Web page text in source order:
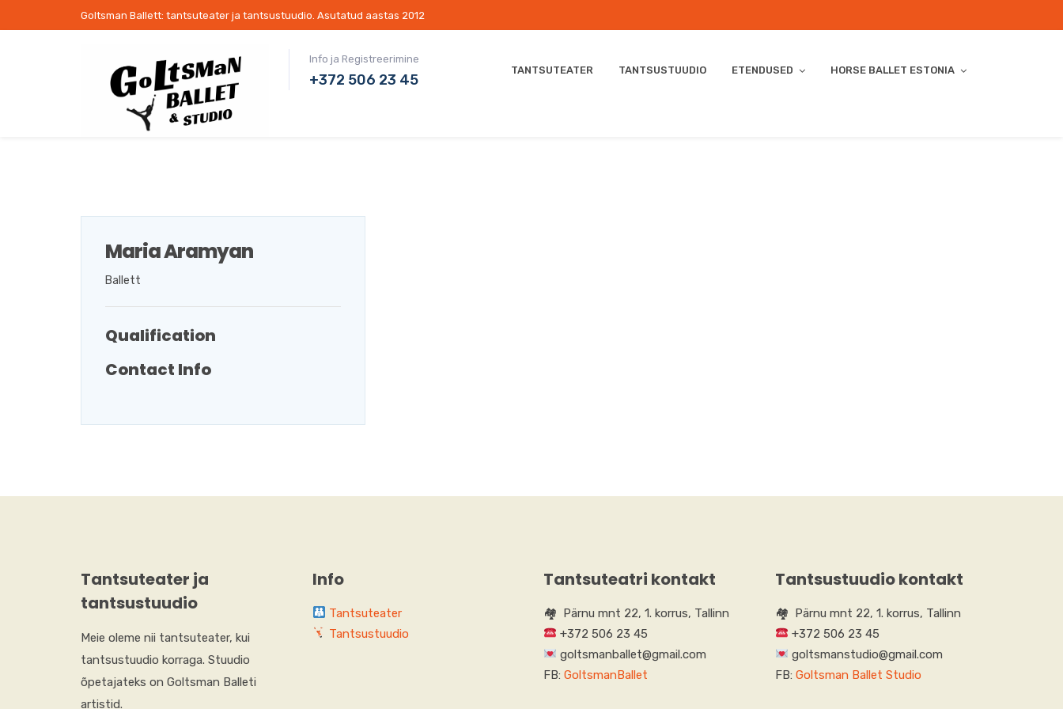
Goltsman Ballett: tantsuteater ja tantsustuudio. Asutatud aastas 2012
Info ja Registreerimine
+372 506 23 45
TANTSUTEATER TANTSUSTUUDIO ETENDUSED HORSE BALLET ESTONIA
Maria Aramyan
Ballett
Qualification
Contact Info
Tantsuteater ja
tantsustuudio
Meie oleme nii tantsuteater, kui
tantsustuudio korraga. Stuudio
õpetajateks on Goltsman Balleti
artistid.
Info
Tantsuteater
Tantsustuudio
Tantsuteatri kontakt
🏘 Pärnu mnt 22, 1. korrus, Tallinn
+372 506 23 45
goltsmanballet@gmail.com
FB: GoltsmanBallet
Tantsustuudio kontakt
🏘 Pärnu mnt 22, 1. korrus, Tallinn
+372 506 23 45
goltsmanstudio@gmail.com
FB: Goltsman Ballet Studio